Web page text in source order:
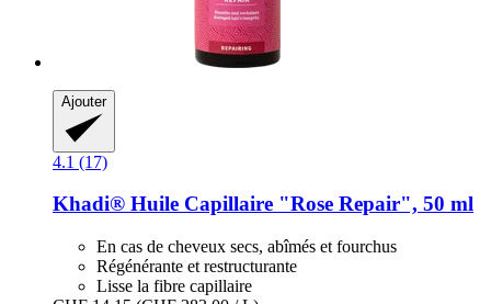
Ajouter
4.1 (17)
Khadi® Huile Capillaire "Rose Repair", 50 ml
En cas de cheveux secs, abîmés et fourchus
Régénérante et restructurante
Lisse la fibre capillaire